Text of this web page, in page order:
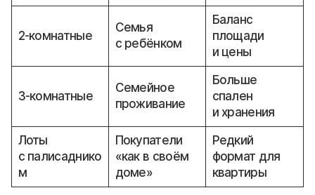
2-комнатные
Семья
с ребёнком
Баланс
площади
и цены
3-комнатные
Семейное
проживание
Больше
спален
и хранения
Лоты
с палисаднико
м
Покупатели
«как в своём
доме»
Редкий
формат для
квартиры